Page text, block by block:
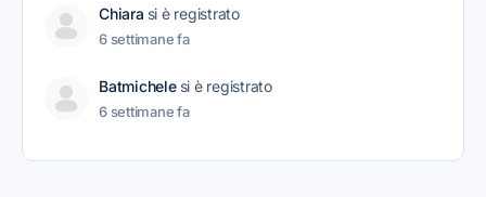
Chiara si è registrato
6 settimane fa
Batmichele si è registrato
6 settimane fa